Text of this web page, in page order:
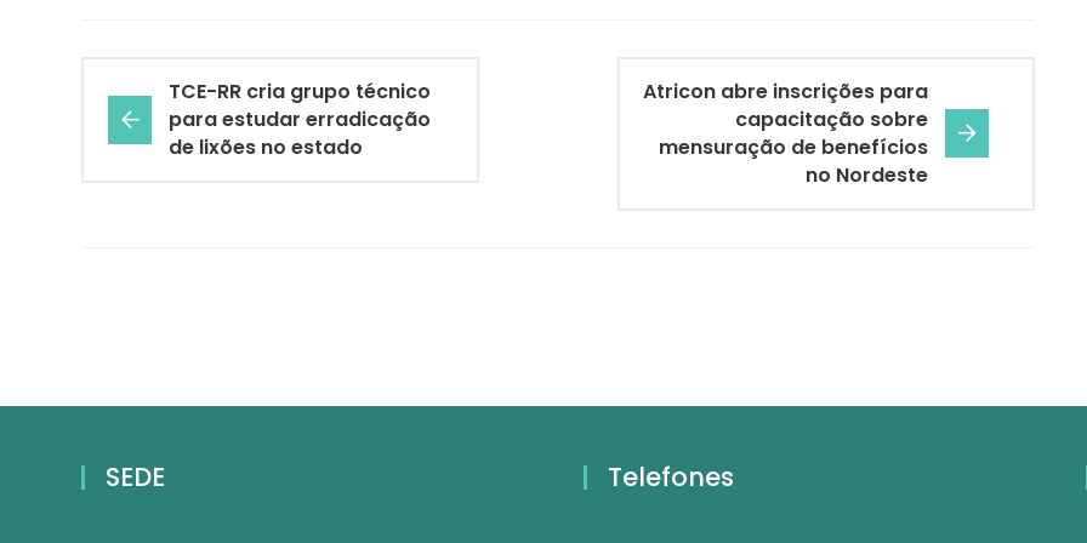
TCE-RR cria grupo técnico
para estudar erradicação
de lixões no estado
Atricon abre inscrições para
capacitação sobre
mensuração de benefícios
no Nordeste
SEDE Telefones